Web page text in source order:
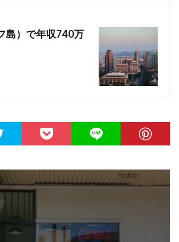
島）で年収740万